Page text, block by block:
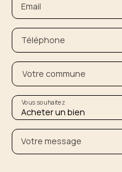
Email
Téléphone
Votre commune
Acheter un bien
Vous souhaitez
Votre message